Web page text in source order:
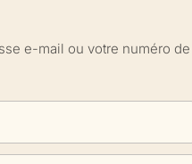
e-mail ou votre numéro